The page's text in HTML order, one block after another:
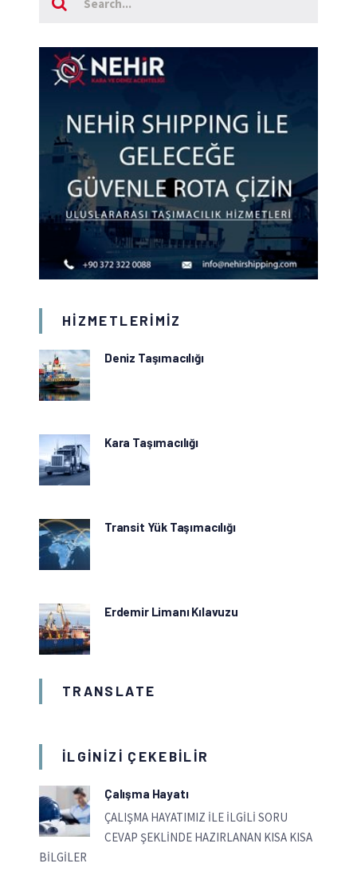
HIZMETLERIMIZ
Deniz Taşımacılığı
Kara Taşımacılığı
Transit Yük Taşımacılığı
Erdemir Limanı Kılavuzu
TRANSLATE
İLGINIZI ÇEKEBILIR
Çalışma Hayatı
ÇALIŞMA HAYATIMIZ İLE İLGİLİ SORU
CEVAP ŞEKLİNDE HAZIRLANAN KISA KISA
BİLGİLER